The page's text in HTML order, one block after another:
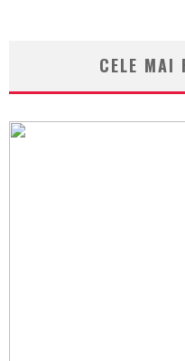
CELE MAI